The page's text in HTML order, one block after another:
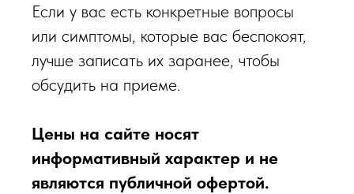
Если у вас есть конкретные вопросы
или симптомы, которые вас беспокоят,
лучше записать их заранее, чтобы
обсудить на приеме.
Цены на сайте носят
информативный характер и не
являются публичной офертой.